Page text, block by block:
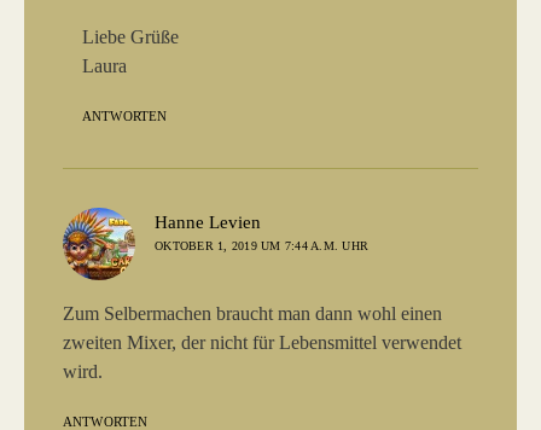
Liebe Grüße
Laura
ANTWORTEN
Hanne Levien
OKTOBER 1, 2019 UM 7:44 A.M. UHR
Zum Selbermachen braucht man dann wohl einen
zweiten Mixer, der nicht für Lebensmittel verwendet
wird.
ANTWORTEN